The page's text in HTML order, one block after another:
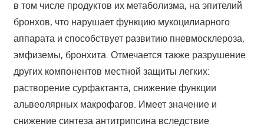
в том числе продуктов их метаболизма, на эпителий
бронхов, что нарушает функцию мукоцилиарного
аппарата и способствует развитию пневмосклероза,
эмфиземы, бронхита. Отмечается также разрушение
других компонентов местной защиты легких:
растворение сурфактанта, снижение функции
альвеолярных макрофагов. Имеет значение и
снижение синтеза антитрипсина вследствие